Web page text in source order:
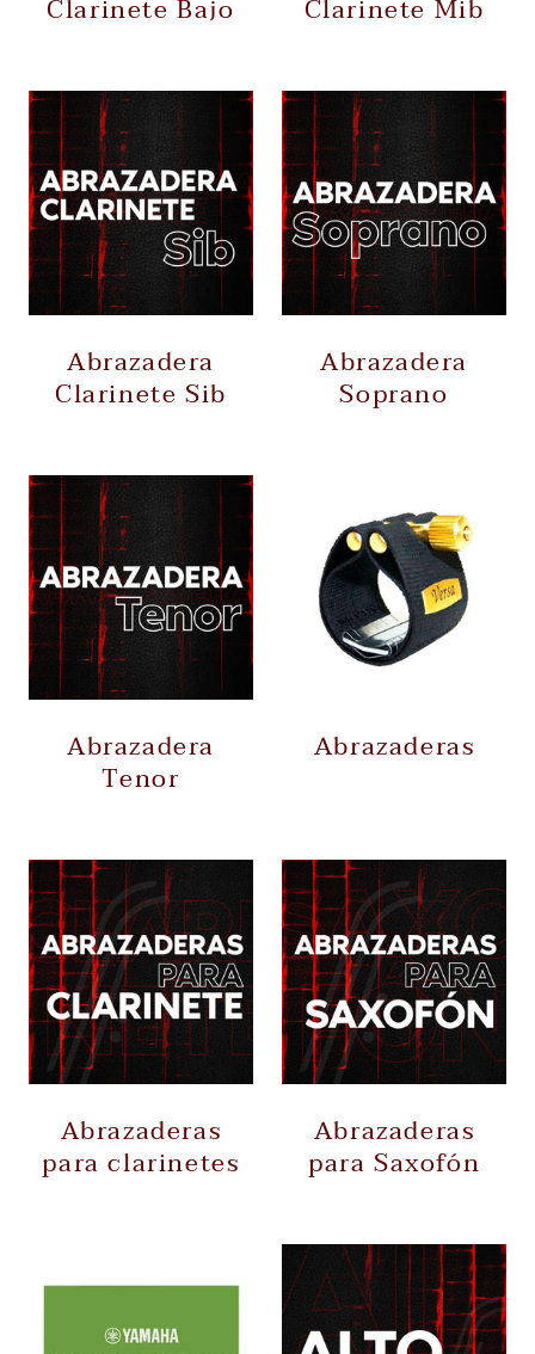
Clarinete Bajo Clarinete Mib
Abrazadera
Clarinete Sib
Abrazadera
Soprano
Abrazadera
Tenor
Abrazaderas
Abrazaderas
para clarinetes
Abrazaderas
para Saxofón